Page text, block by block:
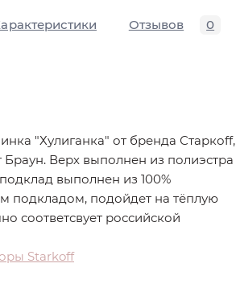
Отзывов 0
"Хулиганка" от бренда Старкоff,
Браун. Верх выполнен из полиэстра
выполнен из 100%
подкладом, подойдет на тёплую
соответсвует российской
Starkoff